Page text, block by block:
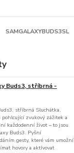
SAMGALAXYBUDS3SL
Buds3, stříbrná -
stříbrná Sluchátka,
pohlcující zvukový zážitek a
každodenní život – to jsou
Buds3. Pyšní
gesty, které vám umožní
hovory a aktivovat